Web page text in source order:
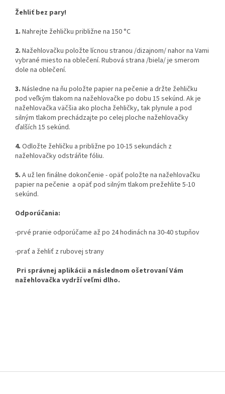
Žehliť bez pary!
1. Nahrejte žehličku približne na 150 °C
2. Nažehlovačku položte lícnou stranou /dizajnom/ nahor na Vami
vybrané miesto na oblečení. Rubová strana /biela/ je smerom
dole na oblečení.
3. Následne na ňu položte papier na pečenie a držte žehličku
pod veľkým tlakom na nažehlovačke po dobu 15 sekúnd. Ak je
nažehlovačka väčšia ako plocha žehličky, tak plynule a pod
silným tlakom prechádzajte po celej ploche nažehlovačky
ďalších 15 sekúnd.
4. Odložte žehličku a približne po 10-15 sekundách z
nažehlovačky odstráňte fóliu.
5. A už len finálne dokončenie - opäť položte na nažehlovačku
papier na pečenie a opäť pod silným tlakom prežehlite 5-10
sekúnd.
Odporúčania:
-prvé pranie odporúčame až po 24 hodinách na 30-40 stupňov
-prať a žehliť z rubovej strany
Pri správnej aplikácii a následnom ošetrovaní Vám
nažehlovačka vydrží veľmi dlho.